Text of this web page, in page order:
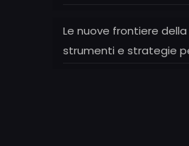
Le nuove frontiere
strumenti e strategie